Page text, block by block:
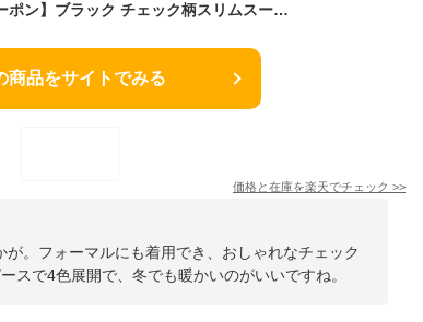
【10%オフ★LINEクーポン】ブラック チェック柄スリムスーツ セットアップ メンズ カジュアルスーツ 紳士服 スリーピース ビジネススーツドレス ホスト スーツ結婚式 二次会パーティースリーピース おしゃれスーツ 成人式 スーツ 男 購入特典あり 卒業式 男性用 ポリエステル
商品をサイトでみる
価格と在庫を楽天でチェック >>
。フォーマルにも着用でき、おしゃれなチェック
スで4色展開で、冬でも暖かいのがいいですね。